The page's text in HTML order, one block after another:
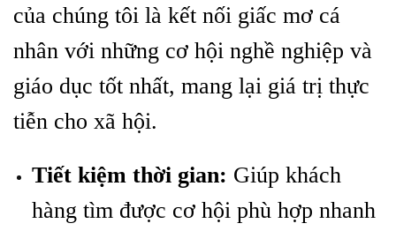
của chúng tôi là kết nối giấc mơ cá
nhân với những cơ hội nghề nghiệp và
giáo dục tốt nhất, mang lại giá trị thực
tiễn cho xã hội.
Tiết kiệm thời gian: Giúp khách
hàng tìm được cơ hội phù hợp nhanh